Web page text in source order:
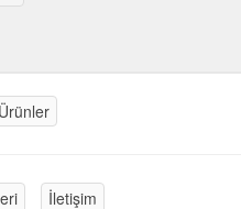
İletişim